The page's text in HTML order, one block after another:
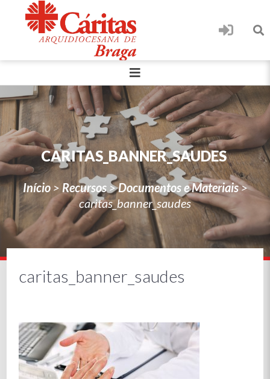
CARITAS_BANNER_SAUDES
Início > Recursos >Documentos e Materiais>
caritas_banner_saudes
caritas_banner_saudes